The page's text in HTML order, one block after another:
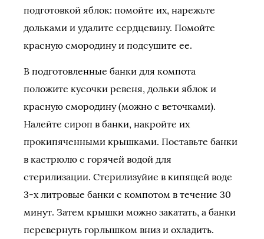
подготовкой яблок: помойте их, нарежьте
дольками и удалите сердцевину. Помойте
красную смородину и подсушите ее.
В подготовленные банки для компота
положите кусочки ревеня, дольки яблок и
красную смородину (можно с веточками).
Налейте сироп в банки, накройте их
прокипяченными крышками. Поставьте банки
в кастрюлю с горячей водой для
стерилизации. Стерилизуйие в кипящей воде
3-х литровые банки с компотом в течение 30
минут. Затем крышки можно закатать, а банки
перевернуть горлышком вниз и охладить.